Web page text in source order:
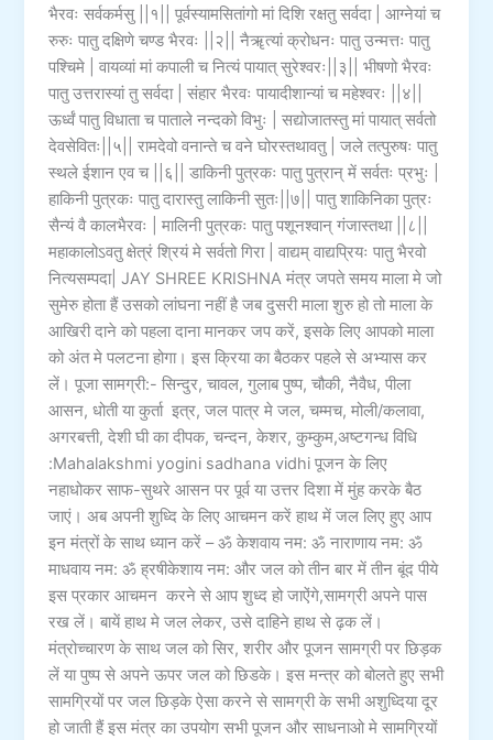
भैरवः सर्वकर्मसु ||१|| पूर्वस्यामसितांगो मां दिशि रक्षतु सर्वदा | आग्नेयां च
रुरुः पातु दक्षिणे चण्ड भैरवः ||२|| नैॠत्यां क्रोधनः पातु उन्मत्तः पातु
पश्चिमे | वायव्यां मां कपाली च नित्यं पायात् सुरेश्वरः||३|| भीषणो भैरवः
पातु उत्तरास्यां तु सर्वदा | संहार भैरवः पायादीशान्यां च महेश्वरः ||४||
ऊर्ध्वं पातु विधाता च पाताले नन्दको विभुः | सद्योजातस्तु मां पायात् सर्वतो
देवसेवितः||५|| रामदेवो वनान्ते च वने घोरस्तथावतु | जले तत्पुरुषः पातु
स्थले ईशान एव च ||६|| डाकिनी पुत्रकः पातु पुत्रान् में सर्वतः प्रभुः |
हाकिनी पुत्रकः पातु दारास्तु लाकिनी सुतः||७|| पातु शाकिनिका पुत्रः
सैन्यं वै कालभैरवः | मालिनी पुत्रकः पातु पशूनश्वान् गंजास्तथा ||८||
महाकालोऽवतु क्षेत्रं श्रियं मे सर्वतो गिरा | वाद्यम् वाद्यप्रियः पातु भैरवो
नित्यसम्पदा| JAY SHREE KRISHNA मंत्र जपते समय माला मे जो
सुमेरु होता हैं उसको लांघना नहीं है जब दुसरी माला शुरु हो तो माला के
आखिरी दाने को पहला दाना मानकर जप करें, इसके लिए आपको माला
को अंत मे पलटना होगा। इस क्रिया का बैठकर पहले से अभ्यास कर
लें। पूजा सामग्री:- सिन्दुर, चावल, गुलाब पुष्प, चौकी, नैवैध, पीला
आसन, धोती या कुर्ता इत्र, जल पात्र मे जल, चम्मच, मोली/कलावा,
अगरबत्ती, देशी घी का दीपक, चन्दन, केशर, कुम्कुम,अष्टगन्ध विधि
:Mahalakshmi yogini sadhana vidhi पूजन के लिए
नहाधोकर साफ-सुथरे आसन पर पूर्व या उत्तर दिशा में मुंह करके बैठ
जाएं। अब अपनी शुध्दि के लिए आचमन करें हाथ में जल लिए हुए आप
इन मंत्रों के साथ ध्यान करें – ॐ केशवाय नम: ॐ नाराणाय नम: ॐ
माधवाय नम: ॐ ह्रषीकेशाय नम: और जल को तीन बार में तीन बूंद पीये
इस प्रकार आचमन करने से आप शुध्द हो जाऐंगे,सामग्री अपने पास
रख लें। बायें हाथ मे जल लेकर, उसे दाहिने हाथ से ढ़क लें।
मंत्रोच्चारण के साथ जल को सिर, शरीर और पूजन सामग्री पर छिड़क
लें या पुष्प से अपने ऊपर जल को छिडके। इस मन्त्र को बोलते हुए सभी
सामग्रियों पर जल छिड़के ऐसा करने से सामग्री के सभी अशुध्दिया दूर
हो जाती हैं इस मंत्र का उपयोग सभी पूजन और साधनाओ मे सामग्रियों